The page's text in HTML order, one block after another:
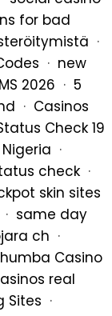
for bad
·
· new
2026 · 5
· Casinos
Check 19
·
check ·
skin sites
· same day
ch ·
Casino
real
Sites ·